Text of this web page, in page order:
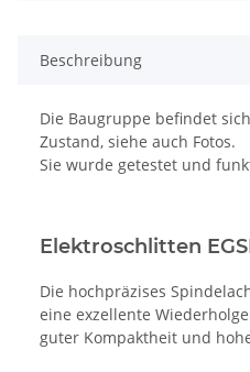
Beschreibung
Die Baugruppe befindet
Zustand, siehe auch Fotos.
Sie wurde getestet und
Elektroschlitten
Die hochpräzises
eine exzellente
guter Kompaktheit und